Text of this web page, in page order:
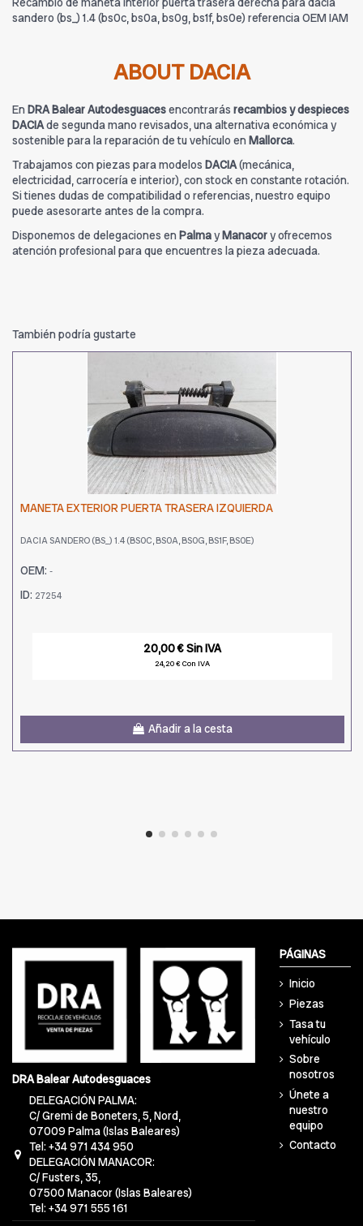
sandero (bs_) 1.4 (bs0c, bs0a, bs0g, bs1f, bs0e) referencia OEM IAM
ABOUT DACIA
En DRA Balear Autodesguacesencontrarás recambios y despieces
DACIAde segunda mano revisados, una alternativa económica y
sostenible para la reparación de tu vehículo en Mallorca.
Trabajamos con piezas para modelos DACIA(mecánica,
electricidad, carrocería e interior), con stock en constante rotación.
Si tienes dudas de compatibilidad o referencias, nuestro equipo
puede asesorarte antes de la compra.
Disponemos de delegaciones en PalmayManacory ofrecemos
atención profesional para que encuentres la pieza adecuada.
También podría gustarte
MANETA EXTERIOR PUERTA TRASERA IZQUIERDA
DACIA SANDERO (BS_) 1.4 (BS0C, BS0A, BS0G, BS1F, BS0E)
OEM: -
ID: 27254
20,00 € Sin IVA
24,20 € Con IVA
Añadir a la cesta
DRA Balear Autodesguaces
DELEGACIÓN PALMA:
C/ Gremi de Boneters, 5, Nord,
07009 Palma (Islas Baleares)
Tel: +34 971 434 950
DELEGACIÓN MANACOR:
C/ Fusters, 35,
07500 Manacor (Islas Baleares)
Tel: +34 971 555 161
PÁGINAS
Inicio
Piezas
Tasa tu
vehículo
Sobre
nosotros
Únete a
nuestro
equipo
Contacto